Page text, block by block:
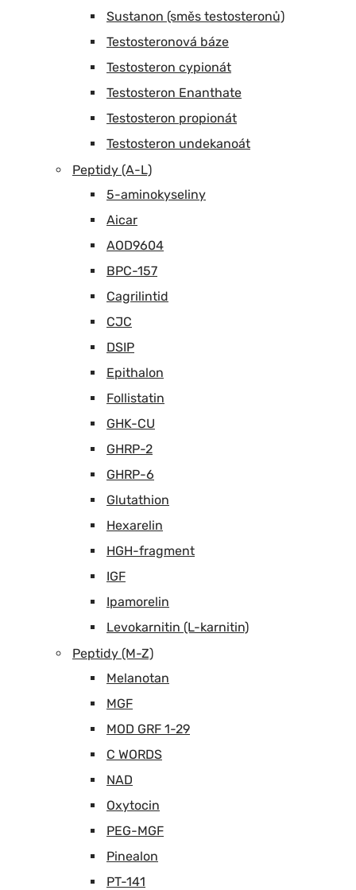
Sustanon (směs testosteronů)
Testosteronová báze
Testosteron cypionát
Testosteron Enanthate
Testosteron propionát
Testosteron undekanoát
Peptidy (A-L)
5-aminokyseliny
Aicar
AOD9604
BPC-157
Cagrilintid
CJC
DSIP
Epithalon
Follistatin
GHK-CU
GHRP-2
GHRP-6
Glutathion
Hexarelin
HGH-fragment
IGF
Ipamorelin
Levokarnitin (L-karnitin)
Peptidy (M-Z)
Melanotan
MGF
MOD GRF 1-29
C WORDS
NAD
Oxytocin
PEG-MGF
Pinealon
PT-141